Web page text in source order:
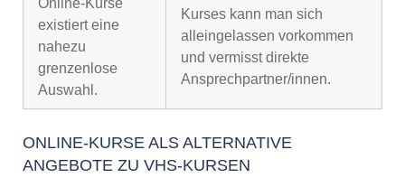
Online-Kurse
existiert eine
nahezu
grenzenlose
Auswahl.
Kurses kann man sich
alleingelassen vorkommen
und vermisst direkte
Ansprechpartner/innen.
ONLINE-KURSE ALS ALTERNATIVE
ANGEBOTE ZU VHS-KURSEN